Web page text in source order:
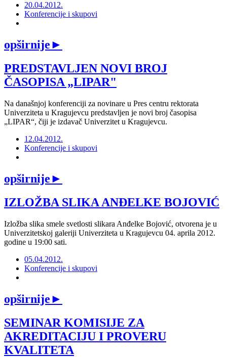
20.04.2012.
Konferencije i skupovi
opširnije►
PREDSTAVLJEN NOVI BROJ
ČASOPISA „LIPAR"
Na današnjoj konferenciji za novinare u Pres centru rektorata
Univerziteta u Kragujevcu predstavljen je novi broj časopisa
„LIPAR“, čiji je izdavač Univerzitet u Kragujevcu.
12.04.2012.
Konferencije i skupovi
opširnije►
IZLOŽBA SLIKA ANĐELKE BOJOVIĆ
Izložba slika smele svetlosti slikara Anđelke Bojović, otvorena je u
Univerzitetskoj galeriji Univerziteta u Kragujevcu 04. aprila 2012.
godine u 19:00 sati.
05.04.2012.
Konferencije i skupovi
opširnije►
SEMINAR KOMISIJE ZA
AKREDITACIJU I PROVERU
KVALITETA